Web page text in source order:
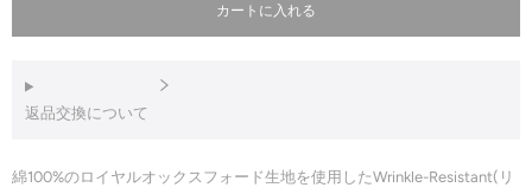
カートに入れる
返品交換について
綿100%のロイヤルオックスフォード生地を使用したWrinkle-Resistant(リ